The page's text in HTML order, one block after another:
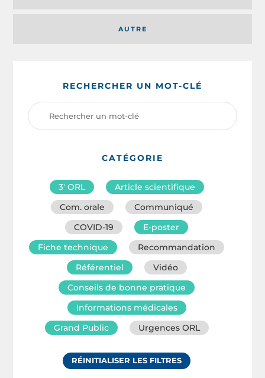
AUTRE
RECHERCHER UN MOT-CLÉ
CATÉGORIE
3′ ORL
Article scientifique
Com. orale
Communiqué
COVID-19
E-poster
Fiche technique
Recommandation
Référentiel
Vidéo
Conseils de bonne pratique
Informations médicales
Grand Public
Urgences ORL
RÉINITIALISER LES FILTRES